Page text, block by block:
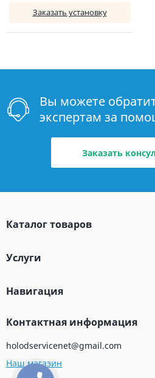
Заказать установку
Вы можете
экспертам за
Заказать
Каталог товаров
Услуги
Навигация
Контактная информация
holodservicenet@gmail.com
Наш магазин